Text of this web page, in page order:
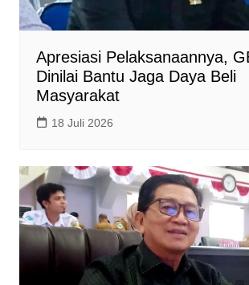
Apresiasi Pelaksanaannya,
Dinilai Bantu Jaga Daya Beli
Masyarakat
18 Juli 2026